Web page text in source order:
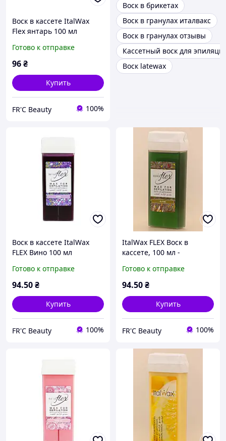
Воск в кассете ItalWax
Flex янтарь 100 мл
Готово к отправке
96₴
Купить
FR'C Beauty 100%
Воск в брикетах
Воск в гранулах италвакс
Воск в гранулах отзывы
Кассетный воск для
Воск latewax
Воск в кассете ItalWax
FLEX Вино 100 мл
Готово к отправке
94.50₴
Купить
FR'C Beauty 100%
ItalWax FLEX Воск в
кассете, 100 мл -
Готово к отправке
94.50₴
Купить
FR'C Beauty 100%